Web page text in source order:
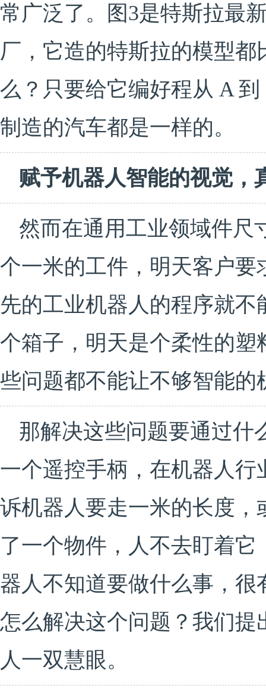
常广泛了。图3是特斯拉最
厂，它造的特斯拉的模型
么？只要给它编好程从 A
制造的汽车都是一样的。
赋予机器人智能的视觉，
然而在通用工业领域件尺
个一米的工件，明天客户
先的工业机器人的程序就
个箱子，明天是个柔性的
些问题都不能让不够智能的
那解决这些问题要通过什
一个遥控手柄，在机器人
诉机器人要走一米的长度
了一个物件，人不去盯着
器人不知道要做什么事，
怎么解决这个问题？我们
人一双慧眼。